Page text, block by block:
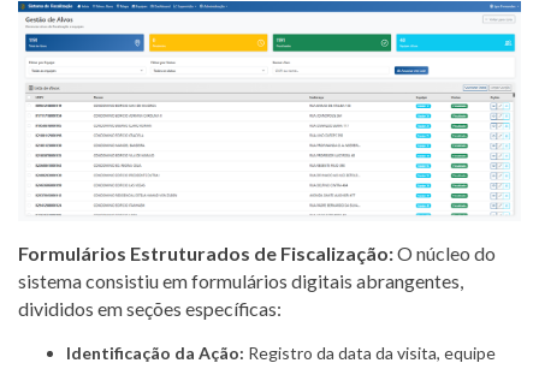
Formulários Estruturados de Fiscalização:O núcleo do
sistema consistiu em formulários digitais abrangentes,
divididos em seções específicas:
Identificação da Ação: Registro da data da visita, equipe